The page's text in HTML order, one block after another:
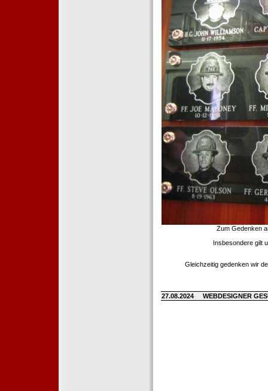
Zum Gedenken
Insbesondere gilt
Gleichzeitig gedenken wir
27.08.2024 WEBDESIGNER